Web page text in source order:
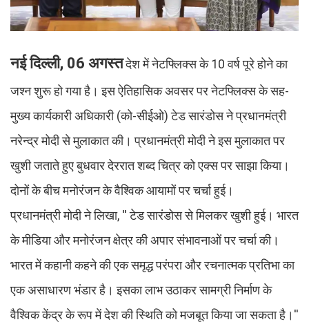
नई दिल्ली, 06 अगस्तदेश में नेटफ्लिक्स के 10 वर्ष पूरे होने का
जश्न शुरू हो गया है। इस ऐतिहासिक अवसर पर नेटफ्लिक्स के सह-
मुख्य कार्यकारी अधिकारी (को-सीईओ) टेड सारंडोस ने प्रधानमंत्री
नरेन्द्र मोदी से मुलाकात की। प्रधानमंत्री मोदी ने इस मुलाकात पर
खुशी जताते हुए बुधवार देररात शब्द चित्र को एक्स पर साझा किया।
दोनों के बीच मनोरंजन के वैश्विक आयामों पर चर्चा हुई।
प्रधानमंत्री मोदी ने लिखा, '' टेड सारंडोस से मिलकर खुशी हुई। भारत
के मीडिया और मनोरंजन क्षेत्र की अपार संभावनाओं पर चर्चा की।
भारत में कहानी कहने की एक समृद्ध परंपरा और रचनात्मक प्रतिभा का
एक असाधारण भंडार है। इसका लाभ उठाकर सामग्री निर्माण के
वैश्विक केंद्र के रूप में देश की स्थिति को मजबूत किया जा सकता है।''